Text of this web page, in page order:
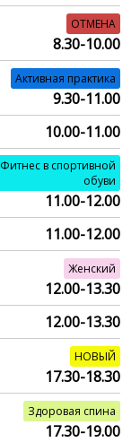
ОТМЕНА
8.30-10.00
Активная практика
9.30-11.00
10.00-11.00
Фитнес в спортивной
обуви
11.00-12.00
11.00-12.00
Женский
12.00-13.30
12.00-13.30
НОВЫЙ
17.30-18.30
Здоровая спина
17.30-19.00